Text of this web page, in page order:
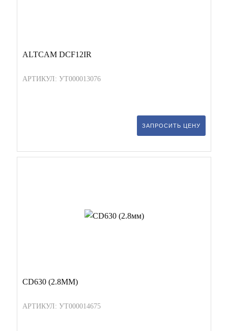
ALTCAM DCF12IR
АРТИКУЛ: УТ000013076
ЗАПРОСИТЬ ЦЕНУ
CD630 (2.8ММ)
АРТИКУЛ: УТ000014675